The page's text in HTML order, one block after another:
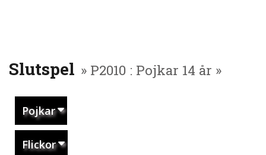
Slutspel » P2010 : Pojkar 14 år »
Pojkar
Flickor